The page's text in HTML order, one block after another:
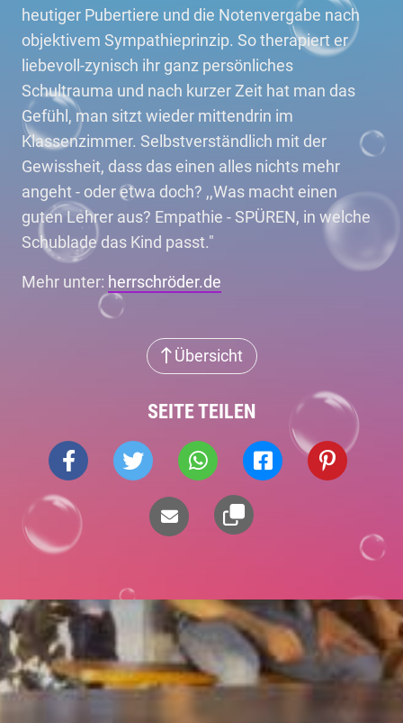
heutiger Pubertiere und die Notenvergabe nach
objektivem Sympathieprinzip. So therapiert er
liebevoll-zynisch ihr ganz persönliches
Schultrauma und nach kurzer Zeit hat man das
Gefühl, man sitzt wieder mittendrin im
Klassenzimmer. Selbstverständlich mit der
Gewissheit, dass das einen alles nichts mehr
angeht - oder etwa doch? ,,Was macht einen
guten Lehrer aus? Empathie - SPÜREN, in welche
Schublade das Kind passt."
Mehr unter: herrschröder.de
Übersicht
SEITE TEILEN